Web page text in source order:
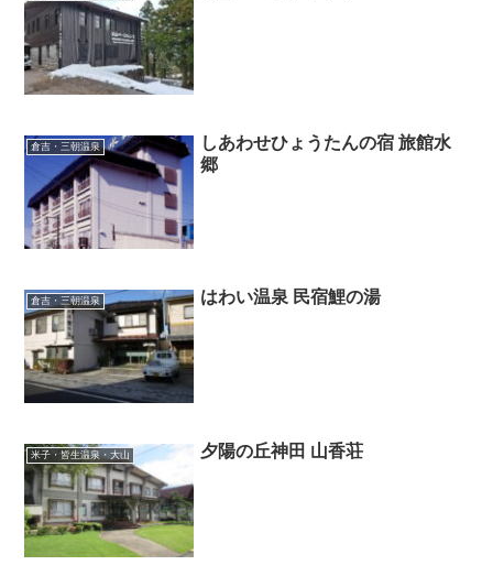
倉吉・三朝温泉
しあわせひょうたんの宿 旅館水
郷
倉吉・三朝温泉 はわい温泉 民宿鯉の湯
米子・皆生温泉・大山 夕陽の丘神田 山香荘